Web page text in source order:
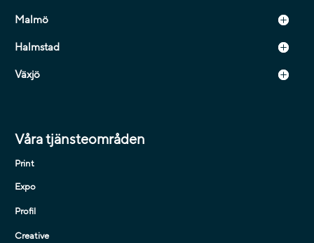
Malmö
Halmstad
Växjö
Våra tjänsteområden
Print
Expo
Profil
Creative